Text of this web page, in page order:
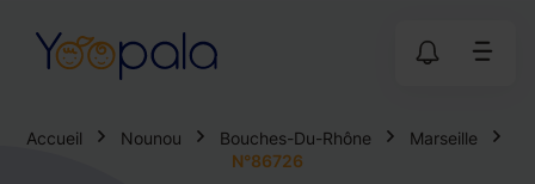
Accueil Nounou Bouches-Du-Rhône
Marseille
N°86726